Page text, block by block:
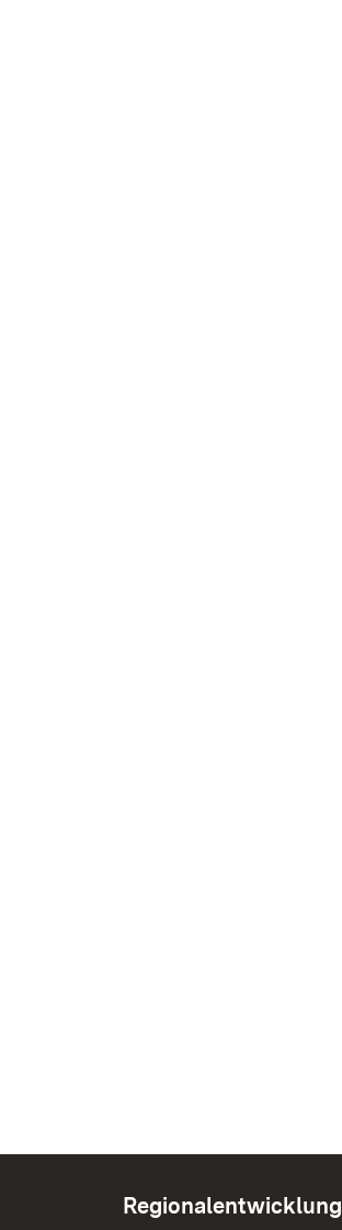
Regionalentwicklung